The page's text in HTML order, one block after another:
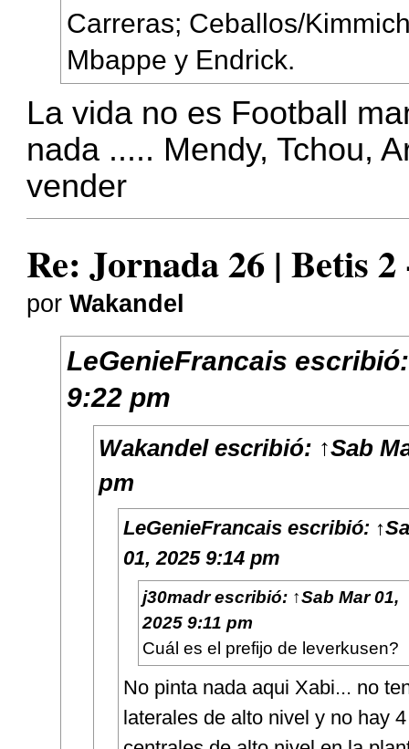
Carreras; Ceballos/
Mbappe y Endrick.
La vida no es Football
nada ..... Mendy, Tchou,
vender
Re: Jornada 26 | Betis
porWakandel
LeGenieFrancais
9:22 pm
Wakandelescribió: ↑Sab
pm
LeGenieFrancaisescribió: ↑
01, 2025 9:14 pm
j30madrescribió: ↑Sab Mar 01,
2025 9:11 pm
Cuál es el prefijo de leverkusen?
No pinta nada aqui Xabi... no
laterales de alto nivel y no hay